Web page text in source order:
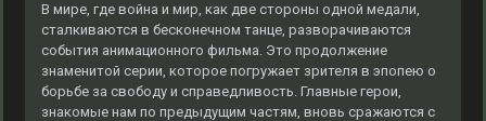
В мире, где война и мир, как две стороны одной медали,
сталкиваются в бесконечном танце, разворачиваются
события анимационного фильма. Это продолжение
знаменитой серии, которое погружает зрителя в эпопею о
борьбе за свободу и справедливость. Главные герои,
знакомые нам по предыдущим частям, вновь сражаются с